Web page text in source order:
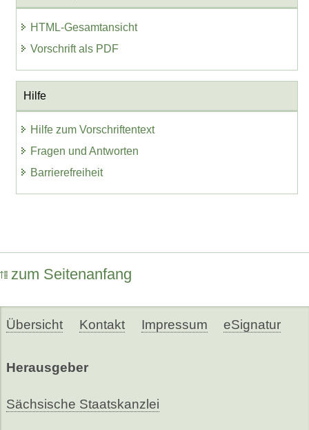
HTML-Gesamtansicht
Vorschrift als PDF
Hilfe
Hilfe zum Vorschriftentext
Fragen und Antworten
Barrierefreiheit
zum Seitenanfang
Übersicht Kontakt Impressum eSignatur
Herausgeber
Sächsische Staatskanzlei